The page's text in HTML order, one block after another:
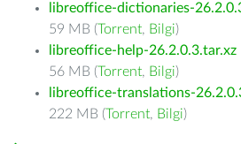
libreoffice-dictionaries-
59 MB (Torrent, Bilgi)
libreoffice-help-26.2.0.3.tar.xz
56 MB (Torrent, Bilgi)
libreoffice-translations-
222 MB (Torrent, Bilgi)